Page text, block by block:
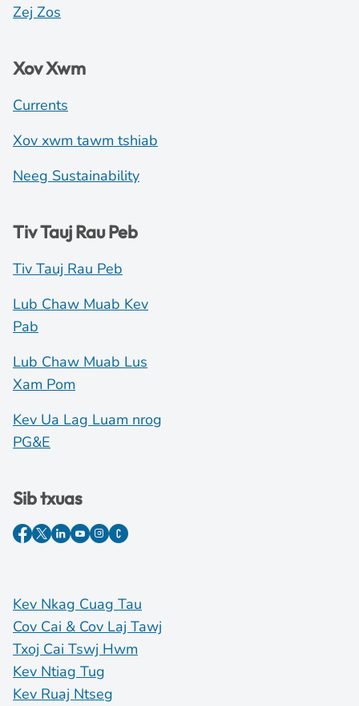
Zej Zos
Xov Xwm
Currents
Xov xwm tawm tshiab
Neeg Sustainability
Tiv Tauj Rau Peb
Tiv Tauj Rau Peb
Lub Chaw Muab Kev
Pab
Lub Chaw Muab Lus
Xam Pom
Kev Ua Lag Luam nrog
PG&E
Sib txuas
Kev Nkag Cuag Tau
Cov Cai & Cov Laj Tawj
Txoj Cai Tswj Hwm
Kev Ntiag Tug
Kev Ruaj Ntseg